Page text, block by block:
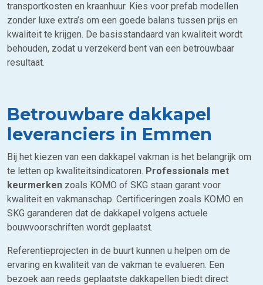
transportkosten en kraanhuur. Kies voor prefab modellen
zonder luxe extra’s om een goede balans tussen prijs en
kwaliteit te krijgen. De basisstandaard van kwaliteit wordt
behouden, zodat u verzekerd bent van een betrouwbaar
resultaat.
Betrouwbare dakkapel
leveranciers in Emmen
Bij het kiezen van een dakkapel vakman is het belangrijk om
te letten op kwaliteitsindicatoren. Professionals met
keurmerken zoals KOMO of SKG staan garant voor
kwaliteit en vakmanschap. Certificeringen zoals KOMO en
SKG garanderen dat de dakkapel volgens actuele
bouwvoorschriften wordt geplaatst.
Referentieprojecten in de buurt kunnen u helpen om de
ervaring en kwaliteit van de vakman te evalueren. Een
bezoek aan reeds geplaatste dakkapellen biedt direct